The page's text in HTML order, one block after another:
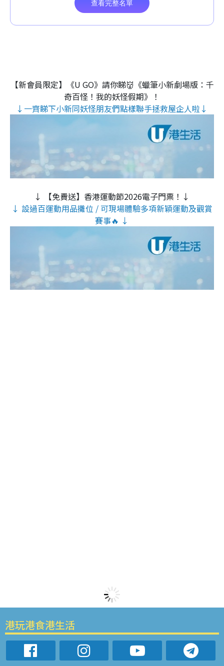
【新會員限定】《U GO》請你睇👹《蠟筆小新劇場版：千
奇百怪！我的妖怪假期》！
↓一齊睇下小新同妖怪朋友們點樣聯手拯救屋企人啦↓
↓ 【免費送】香港運動節2026電子門票！↓
↓ 設過百運動用品攤位 / 可現場體驗多項新穎運動及觀賞
賽事🔥 ↓
港玩港食港生活